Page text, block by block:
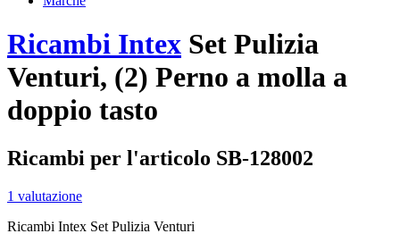
Ricambi Intex Set Pulizia
Venturi, (2) Perno a molla a
doppio tasto
Ricambi per l'articolo SB-128002
1 valutazione
Ricambi Intex Set Pulizia Venturi